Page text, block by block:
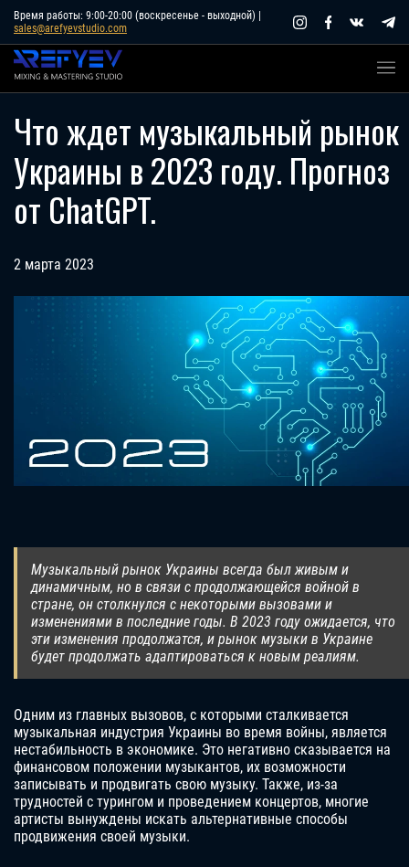
Skip
content
Время работы: 9:00-20:00 (воскресенье - выходной) |
sales@arefyevstudio.com
Что ждет музыкальный рынок
Украины в 2023 году. Прогноз
от ChatGPT.
2 марта 2023
Музыкальный рынок Украины всегда был живым и
динамичным, но в связи с продолжающейся войной в
стране, он столкнулся с некоторыми вызовами и
изменениями в последние годы. В 2023 году ожидается, что
эти изменения продолжатся, и рынок музыки в Украине
будет продолжать адаптироваться к новым реалиям.
Одним из главных вызовов, с которыми сталкивается
музыкальная индустрия Украины во время войны, является
нестабильность в экономике. Это негативно сказывается на
финансовом положении музыкантов, их возможности
записывать и продвигать свою музыку. Также, из-за
трудностей с турингом и проведением концертов, многие
артисты вынуждены искать альтернативные способы
продвижения своей музыки.